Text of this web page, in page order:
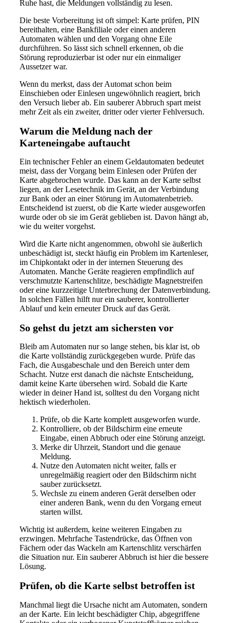
Ruhe hast, die Meldungen vollständig zu lesen.
Die beste Vorbereitung ist oft simpel: Karte prüfen, PIN
bereithalten, eine Bankfiliale oder einen anderen
Automaten wählen und den Vorgang ohne Eile
durchführen. So lässt sich schnell erkennen, ob die
Störung reproduzierbar ist oder nur ein einmaliger
Aussetzer war.
Wenn du merkst, dass der Automat schon beim
Einschieben oder Einlesen ungewöhnlich reagiert, brich
den Versuch lieber ab. Ein sauberer Abbruch spart meist
mehr Zeit als ein zweiter, dritter oder vierter Fehlversuch.
Warum die Meldung nach der
Karteneingabe auftaucht
Ein technischer Fehler an einem Geldautomaten bedeutet
meist, dass der Vorgang beim Einlesen oder Prüfen der
Karte abgebrochen wurde. Das kann an der Karte selbst
liegen, an der Lesetechnik im Gerät, an der Verbindung
zur Bank oder an einer Störung im Automatenbetrieb.
Entscheidend ist zuerst, ob die Karte wieder ausgeworfen
wurde oder ob sie im Gerät geblieben ist. Davon hängt ab,
wie du weiter vorgehst.
Wird die Karte nicht angenommen, obwohl sie äußerlich
unbeschädigt ist, steckt häufig ein Problem im Kartenleser,
im Chipkontakt oder in der internen Steuerung des
Automaten. Manche Geräte reagieren empfindlich auf
verschmutzte Kartenschlitze, beschädigte Magnetstreifen
oder eine kurzzeitige Unterbrechung der Datenverbindung.
In solchen Fällen hilft nur ein sauberer, kontrollierter
Ablauf und kein erneuter Druck auf das Gerät.
So gehst du jetzt am sichersten vor
Bleib am Automaten nur so lange stehen, bis klar ist, ob
die Karte vollständig zurückgegeben wurde. Prüfe das
Fach, die Ausgabeschale und den Bereich unter dem
Schacht. Nutze erst danach die nächste Entscheidung,
damit keine Karte übersehen wird. Sobald die Karte
wieder in deiner Hand ist, solltest du den Vorgang nicht
hektisch wiederholen.
Prüfe, ob die Karte komplett ausgeworfen wurde.
Kontrolliere, ob der Bildschirm eine erneute
Eingabe, einen Abbruch oder eine Störung anzeigt.
Merke dir Uhrzeit, Standort und die genaue
Meldung.
Nutze den Automaten nicht weiter, falls er
unregelmäßig reagiert oder den Bildschirm nicht
sauber zurücksetzt.
Wechsle zu einem anderen Gerät derselben oder
einer anderen Bank, wenn du den Vorgang erneut
starten willst.
Wichtig ist außerdem, keine weiteren Eingaben zu
erzwingen. Mehrfache Tastendrücke, das Öffnen von
Fächern oder das Wackeln am Kartenschlitz verschärfen
die Situation nur. Ein sauberer Abbruch ist hier die bessere
Lösung.
Prüfen, ob die Karte selbst betroffen ist
Manchmal liegt die Ursache nicht am Automaten, sondern
an der Karte. Ein leicht beschädigter Chip, abgegriffene